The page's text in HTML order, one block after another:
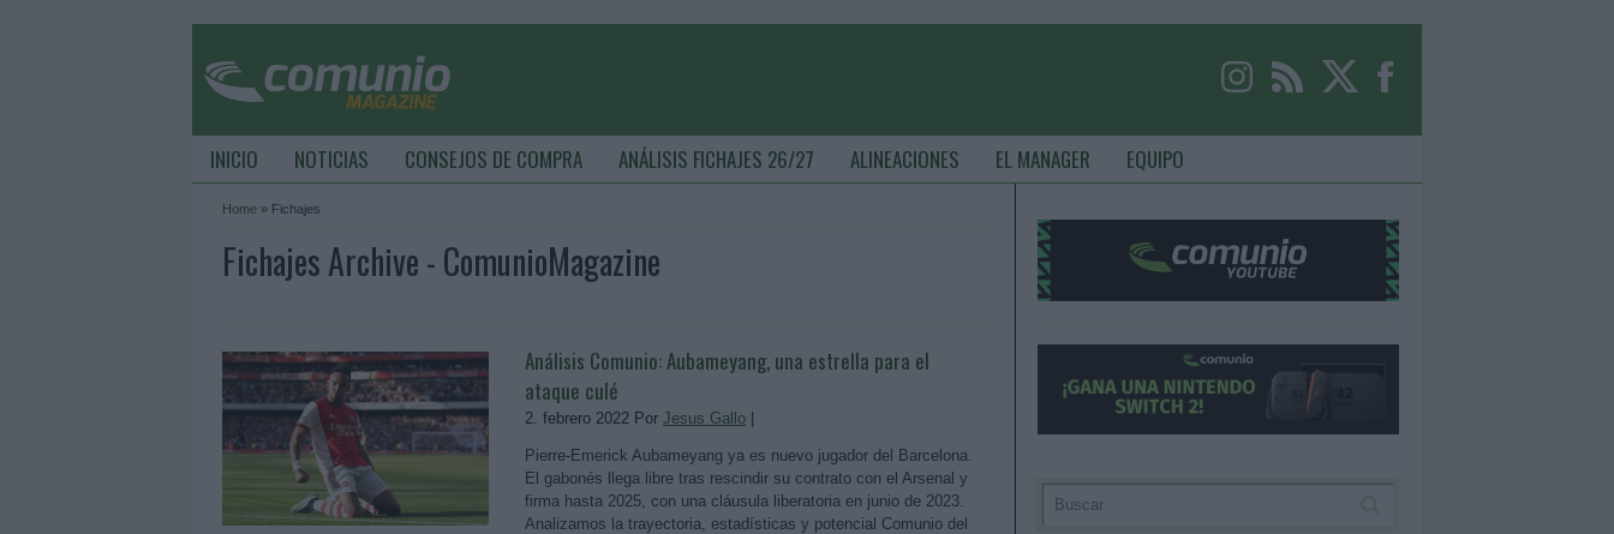
INICIO NOTICIAS CONSEJOS DE COMPRA ANÁLISIS FICHAJES 26/27 ALINEACIONES EL MANAGER EQUIPO
Home » Fichajes
Fichajes Archive - ComunioMagazine
Análisis Comunio: Aubameyang, una estrella para el
ataque culé
2. febrero 2022 Por Jesus Gallo
Pierre-Emerick Aubameyang ya es nuevo jugador del Barcelona.
El gabonés llega libre tras rescindir su contrato con el Arsenal y
firma hasta 2025, con una cláusula liberatoria en junio de 2023.
Analizamos la trayectoria, estadísticas y potencial Comunio del